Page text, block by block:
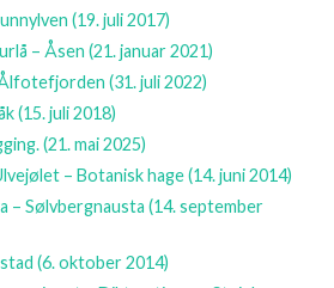
(19. juli 2017)
– Åsen(21. januar 2021)
Ålfotefjorden(31. juli 2022)
(15. juli 2018)
(21. mai 2025)
– Botanisk hage(14. juni 2014)
– Sølvbergnausta(14. september
(6. oktober 2014)